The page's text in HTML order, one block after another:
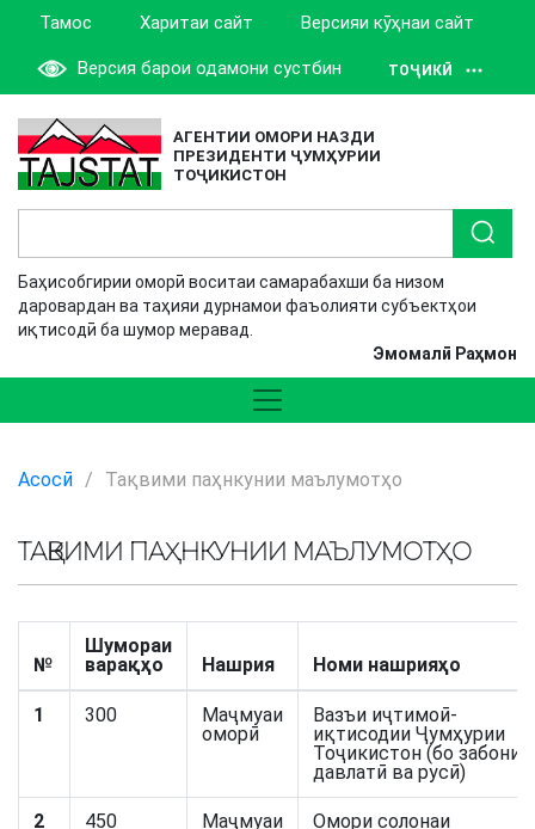
Тамос Харитаи сайт Версияи кӯҳнаи сайт
Версия барои одамони сустбин ТОҶИКӢ
АГЕНТИИ ОМОРИ НАЗДИ
ПРЕЗИДЕНТИ ҶУМҲУРИИ
ТОҶИКИСТОН
Баҳисобгирии оморӣ воситаи самарабахши ба низом
даровардан ва таҳияи дурнамои фаъолияти субъектҳои
иқтисодӣ ба шумор меравад.
Эмомалӣ Раҳмон
Асосӣ / Тақвими паҳнкунии маълумотҳо
ТАҚВИМИ ПАҲНКУНИИ МАЪЛУМОТҲО
№
Шумораи
варақҳо
Нашрия Номи нашрияҳо
1 300
Маҷмуаи
оморӣ
Вазъи иҷтимоӣ-
иқтисодии Ҷумҳурии
Тоҷикистон (бо забони
давлатӣ ва русӣ)
2 450
Маҷмуаи
Омори солонаи